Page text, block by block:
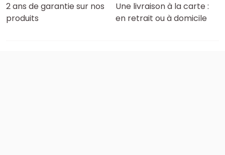
2 ans de garantie sur nos
produits
Une livraison à la carte :
en retrait ou à domicile